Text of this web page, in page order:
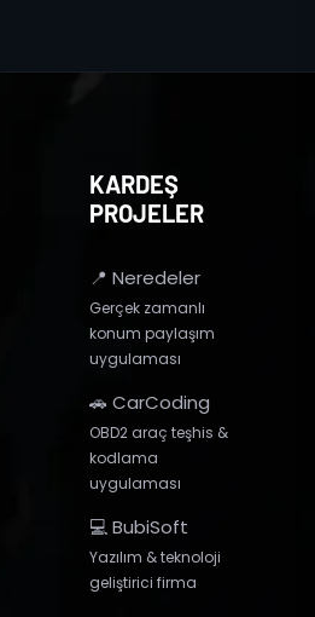
KARDEŞ
PROJELER
📍 Neredeler
Gerçek zamanlı
konum paylaşım
uygulaması
🚗 CarCoding
OBD2 araç teşhis &
kodlama
uygulaması
💻 BubiSoft
Yazılım & teknoloji
geliştirici firma